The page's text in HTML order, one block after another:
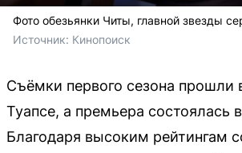
Фото обезьянки Читы, главной звезды
Источник: Кинопоиск
Съёмки первого сезона прошли
Туапсе, а премьера состоялась
Благодаря высоким рейтингам